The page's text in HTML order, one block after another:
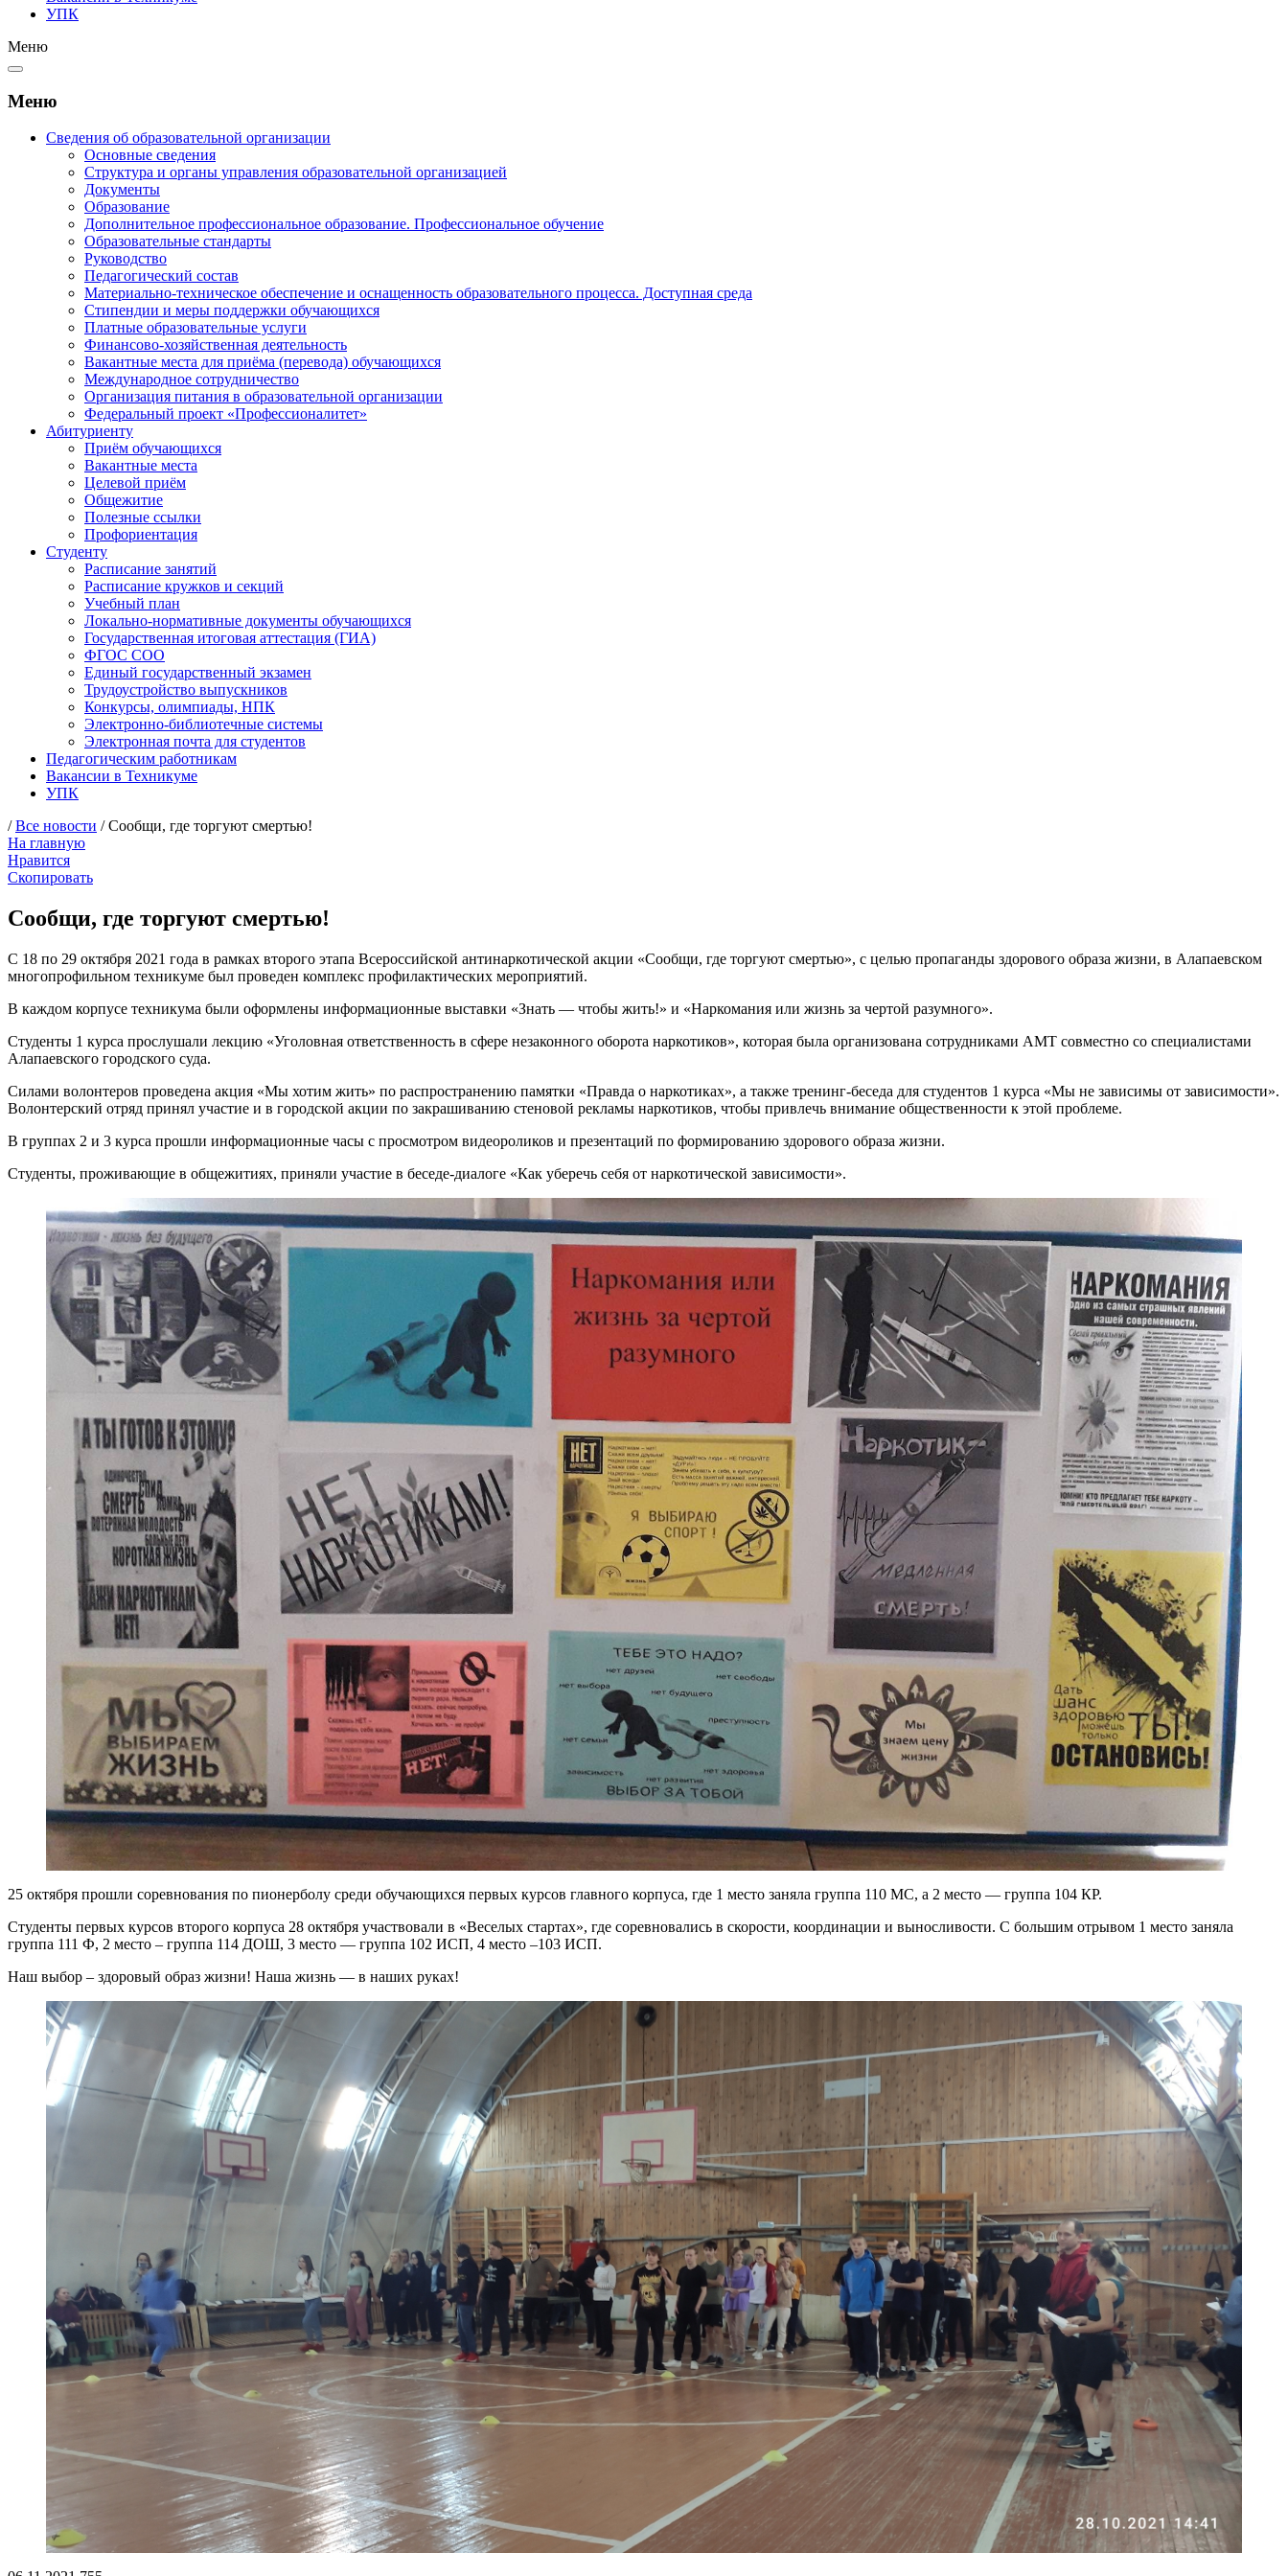
УПК
Меню
Меню
Сведения об образовательной организации
Основные сведения
Структура и органы управления образовательной организацией
Документы
Образование
Дополнительное профессиональное образование. Профессиональное обучение
Образовательные стандарты
Руководство
Педагогический состав
Материально-техническое обеспечение и оснащенность образовательного процесса. Доступная среда
Стипендии и меры поддержки обучающихся
Платные образовательные услуги
Финансово-хозяйственная деятельность
Вакантные места для приёма (перевода) обучающихся
Международное сотрудничество
Организация питания в образовательной организации
Федеральный проект «Профессионалитет»
Абитуриенту
Приём обучающихся
Вакантные места
Целевой приём
Общежитие
Полезные ссылки
Профориентация
Студенту
Расписание занятий
Расписание кружков и секций
Учебный план
Локально-нормативные документы обучающихся
Государственная итоговая аттестация (ГИА)
ФГОС СОО
Единый государственный экзамен
Трудоустройство выпускников
Конкурсы, олимпиады, НПК
Электронно-библиотечные системы
Электронная почта для студентов
Педагогическим работникам
Вакансии в Техникуме
УПК
/Все новости / Сообщи, где торгуют смертью!
На главную
Нравится
Скопировать
Сообщи, где торгуют смертью!
С 18 по 29 октября 2021 года в рамках второго этапа Всероссийской антинаркотической акции «Сообщи, где торгуют смертью», с целью пропаганды здорового образа жизни, в Алапаевском
многопрофильном техникуме был проведен комплекс профилактических мероприятий.
В каждом корпусе техникума были оформлены информационные выставки «Знать — чтобы жить!» и «Наркомания или жизнь за чертой разумного».
Студенты 1 курса прослушали лекцию «Уголовная ответственность в сфере незаконного оборота наркотиков», которая была организована сотрудниками АМТ совместно со специалистами
Алапаевского городского суда.
Силами волонтеров проведена акция «Мы хотим жить» по распространению памятки «Правда о наркотиках», а также тренинг-беседа для студентов 1 курса «Мы не зависимы от зависимости».
Волонтерский отряд принял участие и в городской акции по закрашиванию стеновой рекламы наркотиков, чтобы привлечь внимание общественности к этой проблеме.
В группах 2 и 3 курса прошли информационные часы с просмотром видеороликов и презентаций по формированию здорового образа жизни.
Студенты, проживающие в общежитиях, приняли участие в беседе-диалоге «Как уберечь себя от наркотической зависимости».
25 октября прошли соревнования по пионерболу среди обучающихся первых курсов главного корпуса, где 1 место заняла группа 110 МС, а 2 место — группа 104 КР.
Студенты первых курсов второго корпуса 28 октября участвовали в «Веселых стартах», где соревновались в скорости, координации и выносливости. С большим отрывом 1 место заняла
группа 111 Ф, 2 место – группа 114 ДОШ, 3 место — группа 102 ИСП, 4 место –103 ИСП.
Наш выбор – здоровый образ жизни! Наша жизнь — в наших руках!